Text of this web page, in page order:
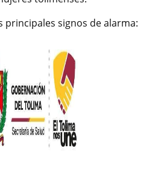
principales signos de alarma: